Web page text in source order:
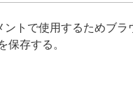
ントで使用するためブ
保存する。